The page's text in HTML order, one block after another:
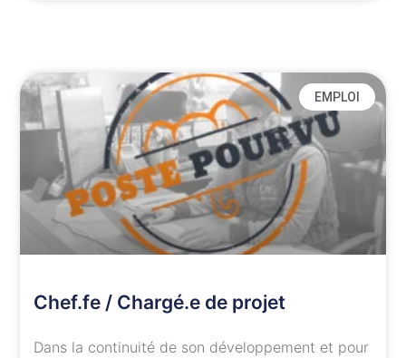
EMPLOI
Chef.fe / Chargé.e de projet
Dans la continuité de son développement et pour